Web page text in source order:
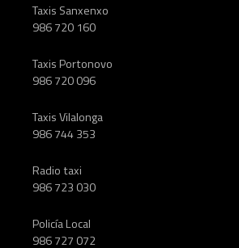
Taxis Sanxenxo
986 720 160
Taxis Portonovo
986 720 096
Taxis Vilalonga
986 744 353
Radio taxi
986 723 030
Policía Local
986 727 072